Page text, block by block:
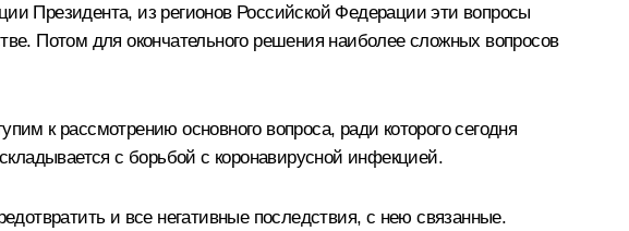
Президента, из регионов Российской Федерации эти вопросы
Потом для окончательного решения наиболее сложных вопросов
к рассмотрению основного вопроса, ради которого сегодня
с борьбой с коронавирусной инфекцией.
и все негативные последствия, с нею связанные.